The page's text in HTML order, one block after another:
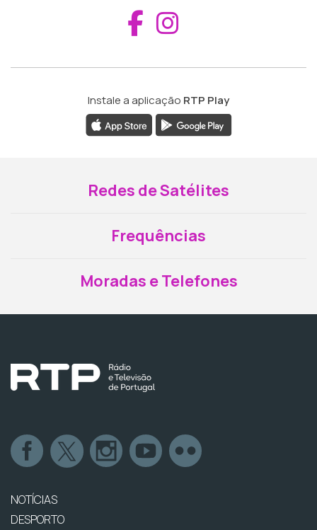
Aceder ao
Instale a aplicação RTP Play
Redes de Satélites
Frequências
Moradas e Telefones
NOTÍCIAS
DESPORTO